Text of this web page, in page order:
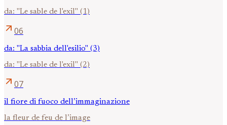
da: "Le sable de l'exil" (1)
arrow_outward 06
da: "La sabbia dell'esilio" (3)
da: "Le sable de l'exil" (2)
arrow_outward 07
il fiore di fuoco dell’immaginazione
la fleur de feu de l’image